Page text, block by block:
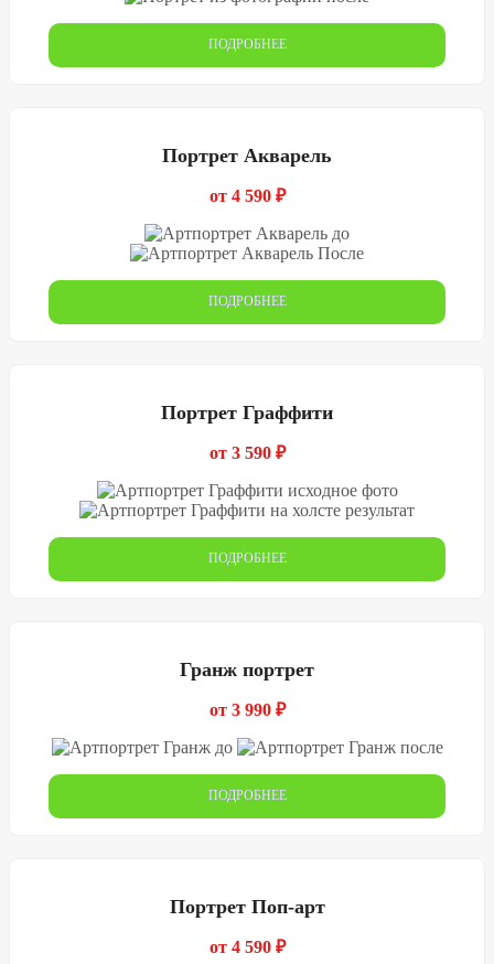
ПОДРОБНЕЕ
Портрет Акварель
от 4 590 ₽
ПОДРОБНЕЕ
Портрет Граффити
от 3 590 ₽
ПОДРОБНЕЕ
Гранж портрет
от 3 990 ₽
ПОДРОБНЕЕ
Портрет Поп-арт
от 4 590 ₽